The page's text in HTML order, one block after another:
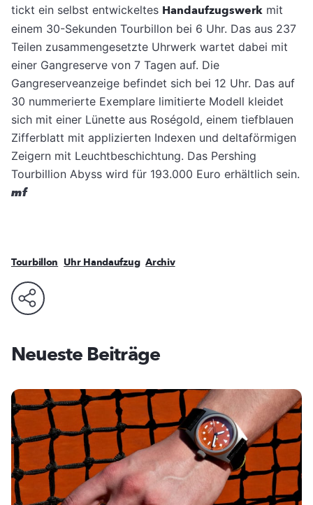
tickt ein selbst entwickeltes Handaufzugswerk mit
einem 30-Sekunden Tourbillon bei 6 Uhr. Das aus 237
Teilen zusammengesetzte Uhrwerk wartet dabei mit
einer Gangreserve von 7 Tagen auf. Die
Gangreserveanzeige befindet sich bei 12 Uhr. Das auf
30 nummerierte Exemplare limitierte Modell kleidet
sich mit einer Lünette aus Roségold, einem tiefblauen
Zifferblatt mit applizierten Indexen und deltaförmigen
Zeigern mit Leuchtbeschichtung. Das Pershing
Tourbillion Abyss wird für 193.000 Euro erhältlich sein.
mf
Tourbillon Uhr Handaufzug Archiv
Neueste Beiträge